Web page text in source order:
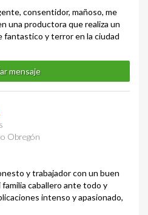
consentidor, mañoso, me
una productora que realiza un
fantastico y terror en la ciudad
mensaje
Obregón
y trabajador con un buen
familia caballero ante todo y
intenso y apasionado,